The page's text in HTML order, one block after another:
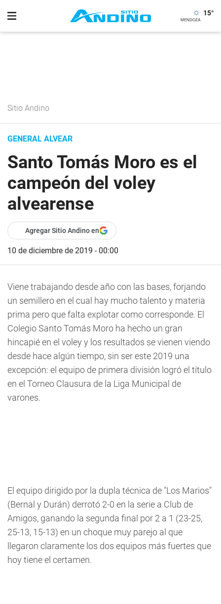
15°
Sitio Andino
GENERAL ALVEAR
Santo Tomás Moro es el
campeón del voley
alvearense
Agregar Sitio Andino en
10 de diciembre de 2019 - 00:00
Viene trabajando desde año con las bases, forjando
un semillero en el cual hay mucho talento y materia
prima pero que falta explotar como corresponde. El
Colegio Santo Tomás Moro ha hecho un gran
hincapié en el voley y los resultados se vienen viendo
desde hace algún tiempo, sin ser este 2019 una
excepción: el equipo de primera división logró el título
en el Torneo Clausura de la Liga Municipal de
varones.
El equipo dirigido por la dupla técnica de "Los Marios"
(Bernal y Durán) derrotó 2-0 en la serie a Club de
Amigos, ganando la segunda final por 2 a 1 (23-25,
25-13, 15-13) en un choque muy parejo al que
llegaron claramente los dos equipos más fuertes que
hoy tiene el certamen.